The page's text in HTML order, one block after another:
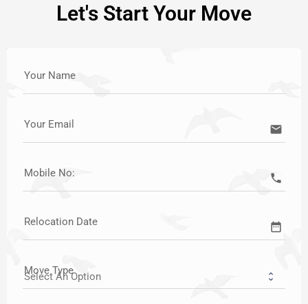
Let's Start Your Move
Your Name
Your Email email
Mobile No: call
Relocation Date date_range
Move Type